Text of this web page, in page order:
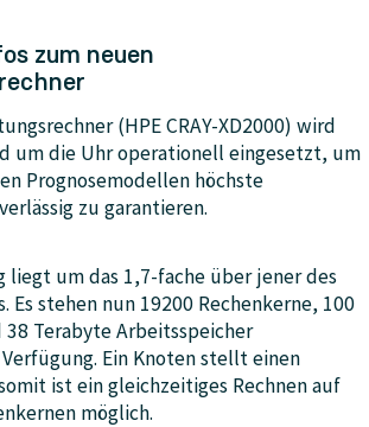
zum neuen
(HPE CRAY-XD2000) wird
um die Uhr operationell eingesetzt, um
Prognosemodellen höchste
zu garantieren.
liegt um das 1,7-fache über jener des
Es stehen nun 19200 Rechenkerne, 100
Terabyte Arbeitsspeicher
Ein Knoten stellt einen
ist ein gleichzeitiges Rechnen auf
möglich.